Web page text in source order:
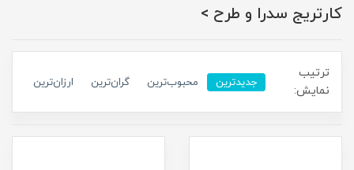
کارتریج سدرا و طرح >
ترتیب
نمایش:
جدیدترین محبوب‌ترین گران‌ترین ارزان‌ترین